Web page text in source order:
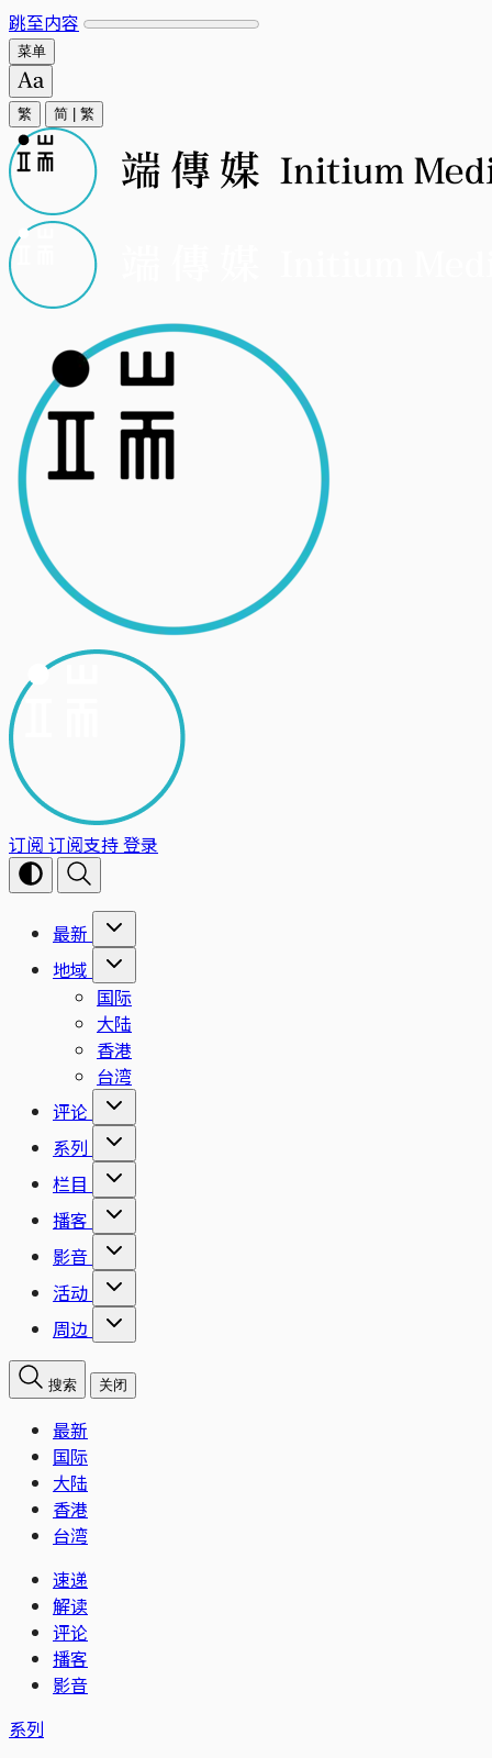
跳至内容
菜单
繁 简 繁
订阅 订阅支持登录
最新
地域
国际
大陆
香港
台湾
评论
系列
栏目
播客
影音
活动
周边
搜索 关闭
最新
国际
大陆
香港
台湾
速递
解读
评论
播客
影音
系列